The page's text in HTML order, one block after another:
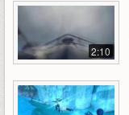
2:10